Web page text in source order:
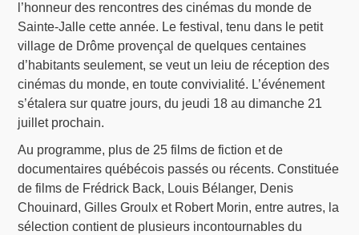
l’honneur des rencontres des cinémas du monde de
Sainte-Jalle cette année. Le festival, tenu dans le petit
village de Drôme provençal de quelques centaines
d’habitants seulement, se veut un leiu de réception des
cinémas du monde, en toute convivialité. L’événement
s’étalera sur quatre jours, du jeudi 18 au dimanche 21
juillet prochain.
Au programme, plus de 25 films de fiction et de
documentaires québécois passés ou récents. Constituée
de films de Frédrick Back, Louis Bélanger, Denis
Chouinard, Gilles Groulx et Robert Morin, entre autres, la
sélection contient de plusieurs incontournables du